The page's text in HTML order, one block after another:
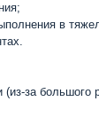
в
(из-за